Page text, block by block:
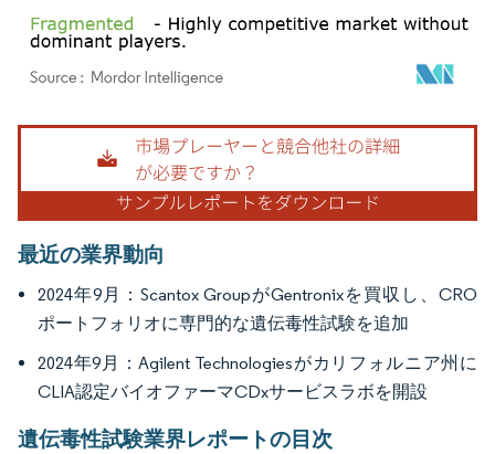
画像 © Mordor Intelligence。再利用にはCC BY 4.0の表示が必要です。
最近の業界動向
2024年9月：Scantox GroupがGentronixを買収し、CRO
ポートフォリオに専門的な遺伝毒性試験を追加
2024年9月：Agilent Technologiesがカリフォルニア州に
CLIA認定バイオファーマCDxサービスラボを開設
遺伝毒性試験業界レポートの目次